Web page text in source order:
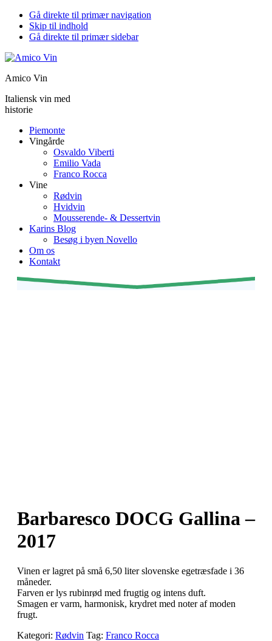
Gå direkte til primær navigation
Skip til indhold
Gå direkte til primær sidebar
Amico Vin
Italiensk vin med
historie
Piemonte
Vingårde
Osvaldo Viberti
Emilio Vada
Franco Rocca
Vine
Rødvin
Hvidvin
Mousserende- & Dessertvin
Karins Blog
Besøg i byen Novello
Om os
Kontakt
Barbaresco DOCG Gallina –
2017
Vinen er lagret på små 6,50 liter slovenske egetræsfade i 36
måneder.
Farven er lys rubinrød med frugtig og intens duft.
Smagen er varm, harmonisk, krydret med noter af moden
frugt.
Kategori: Rødvin Tag: Franco Rocca